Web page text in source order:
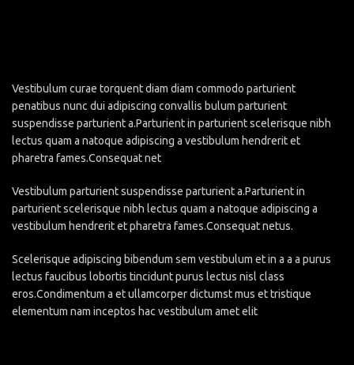
Vestibulum curae torquent diam diam commodo parturient
penatibus nunc dui adipiscing convallis bulum parturient
suspendisse parturient a.Parturient in parturient scelerisque nibh
lectus quam a natoque adipiscing a vestibulum hendrerit et
pharetra fames.Consequat net
Vestibulum parturient suspendisse parturient a.Parturient in
parturient scelerisque nibh lectus quam a natoque adipiscing a
vestibulum hendrerit et pharetra fames.Consequat netus.
Scelerisque adipiscing bibendum sem vestibulum et in a a a purus
lectus faucibus lobortis tincidunt purus lectus nisl class
eros.Condimentum a et ullamcorper dictumst mus et tristique
elementum nam inceptos hac vestibulum amet elit